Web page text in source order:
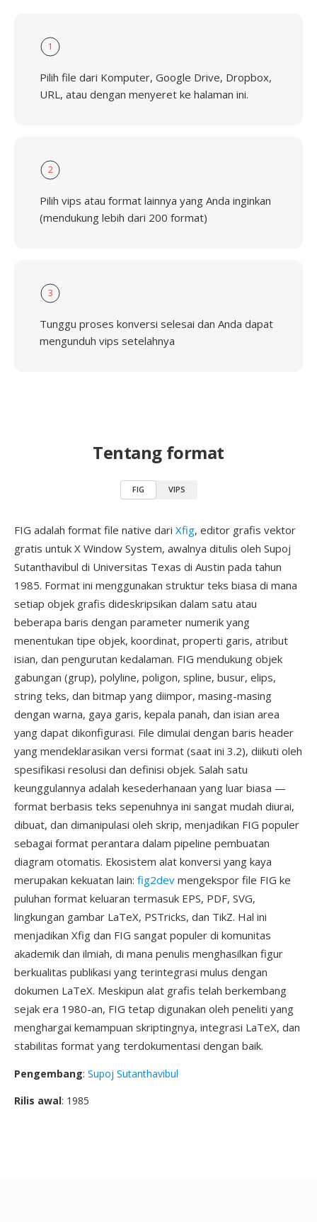
1
Pilih file dari Komputer, Google Drive, Dropbox,
URL, atau dengan menyeret ke halaman ini.
2
Pilih vips atau format lainnya yang Anda inginkan
(mendukung lebih dari 200 format)
3
Tunggu proses konversi selesai dan Anda dapat
mengunduh vips setelahnya
Tentang format
FIG VIPS
FIG adalah format file native dari Xfig, editor grafis vektor
gratis untuk X Window System, awalnya ditulis oleh Supoj
Sutanthavibul di Universitas Texas di Austin pada tahun
1985. Format ini menggunakan struktur teks biasa di mana
setiap objek grafis dideskripsikan dalam satu atau
beberapa baris dengan parameter numerik yang
menentukan tipe objek, koordinat, properti garis, atribut
isian, dan pengurutan kedalaman. FIG mendukung objek
gabungan (grup), polyline, poligon, spline, busur, elips,
string teks, dan bitmap yang diimpor, masing-masing
dengan warna, gaya garis, kepala panah, dan isian area
yang dapat dikonfigurasi. File dimulai dengan baris header
yang mendeklarasikan versi format (saat ini 3.2), diikuti oleh
spesifikasi resolusi dan definisi objek. Salah satu
keunggulannya adalah kesederhanaan yang luar biasa —
format berbasis teks sepenuhnya ini sangat mudah diurai,
dibuat, dan dimanipulasi oleh skrip, menjadikan FIG populer
sebagai format perantara dalam pipeline pembuatan
diagram otomatis. Ekosistem alat konversi yang kaya
merupakan kekuatan lain: fig2dev mengekspor file FIG ke
puluhan format keluaran termasuk EPS, PDF, SVG,
lingkungan gambar LaTeX, PSTricks, dan TikZ. Hal ini
menjadikan Xfig dan FIG sangat populer di komunitas
akademik dan ilmiah, di mana penulis menghasilkan figur
berkualitas publikasi yang terintegrasi mulus dengan
dokumen LaTeX. Meskipun alat grafis telah berkembang
sejak era 1980-an, FIG tetap digunakan oleh peneliti yang
menghargai kemampuan skriptingnya, integrasi LaTeX, dan
stabilitas format yang terdokumentasi dengan baik.
Pengembang: Supoj Sutanthavibul
Rilis awal: 1985